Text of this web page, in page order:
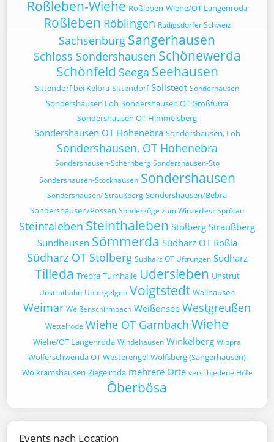
Roßleben-Wiehe Roßleben-Wiehe/OT Langenroda
Roßleben Röblingen Rüdigsdorfer Schweiz
Sachsenburg Sangerhausen
Schloss Sondershausen Schönewerda
Schönfeld Seega Seehausen
Sittendorf bei Kelbra Sittendorf Sollstedt Sonderhausen
Sondershausen Loh Sondershausen OT Großfurra
Sondershausen OT Himmelsberg
Sondershausen OT Hohenebra Sondershausen, Loh
Sondershausen, OT Hohenebra
Sondershausen-Schernberg Sondershausen-Sto
Sondershausen-Stockhausen Sondershausen
Sondershausen/ Straußberg Sondershausen/Bebra
Sondershausen/Possen Sonderzüge zum Winzerfest Sprötau
Steintaleben Steinthaleben Stolberg Straußberg
Sundhausen Sömmerda Südharz OT Roßla
Südharz OT Stolberg Südharz OT Uftrungen Südharz
Tilleda Trebra Turnhalle Udersleben Unstrut
Unstrutbahn Untergelgen Voigtstedt Wallhausen
Weimar Weißenschirmbach Weißensee Westgreußen
Wettelrode Wiehe OT Garnbach Wiehe
Wiehe/OT Langenroda Windehausen Winkelberg Wippra
Wolferschwenda OT Westerengel Wolfsberg (Sangerhausen)
Wolkramshausen Ziegelroda mehrere Orte verschiedene Höfe
Ôberbösa
Events nach Location